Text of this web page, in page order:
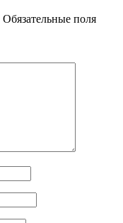
Обязательные поля